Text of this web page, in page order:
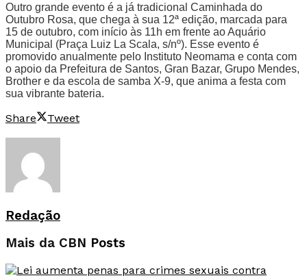
Outro grande evento é a já tradicional Caminhada do
Outubro Rosa, que chega à sua 12ª edição, marcada para
15 de outubro, com início às 11h em frente ao Aquário
Municipal (Praça Luiz La Scala, s/nº). Esse evento é
promovido anualmente pelo Instituto Neomama e conta com
o apoio da Prefeitura de Santos, Gran Bazar, Grupo Mendes,
Brother e da escola de samba X-9, que anima a festa com
sua vibrante bateria.
Share Tweet
Redação
Mais da CBN Posts